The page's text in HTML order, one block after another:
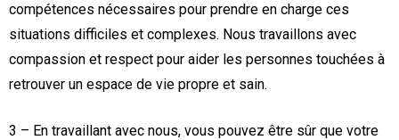
compétences nécessaires pour prendre en charge ces
situations difficiles et complexes. Nous travaillons avec
compassion et respect pour aider les personnes touchées à
retrouver un espace de vie propre et sain.
3 – En travaillant avec nous, vous pouvez être sûr que votre